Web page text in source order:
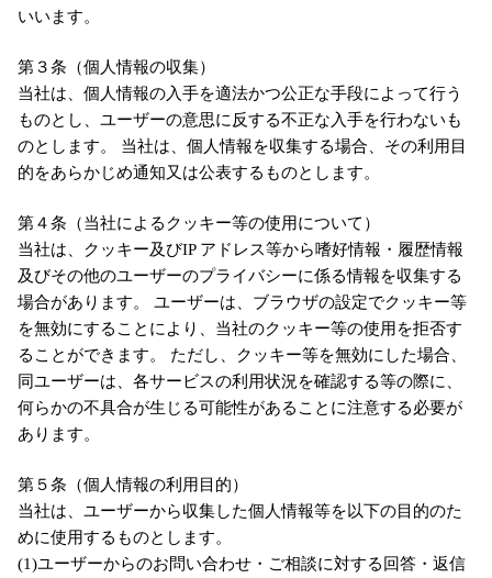
いいます。
第３条（個人情報の収集）
当社は、個人情報の入手を適法かつ公正な手段によって行う
ものとし、ユーザーの意思に反する不正な入手を行わないも
のとします。 当社は、個人情報を収集する場合、その利用目
的をあらかじめ通知又は公表するものとします。
第４条（当社によるクッキー等の使用について）
当社は、クッキー及びIP アドレス等から嗜好情報・履歴情報
及びその他のユーザーのプライバシーに係る情報を収集する
場合があります。 ユーザーは、ブラウザの設定でクッキー等
を無効にすることにより、当社のクッキー等の使用を拒否す
ることができます。 ただし、クッキー等を無効にした場合、
同ユーザーは、各サービスの利用状況を確認する等の際に、
何らかの不具合が生じる可能性があることに注意する必要が
あります。
第５条（個人情報の利用目的）
当社は、ユーザーから収集した個人情報等を以下の目的のた
めに使用するものとします。
(1)ユーザーからのお問い合わせ・ご相談に対する回答・返信